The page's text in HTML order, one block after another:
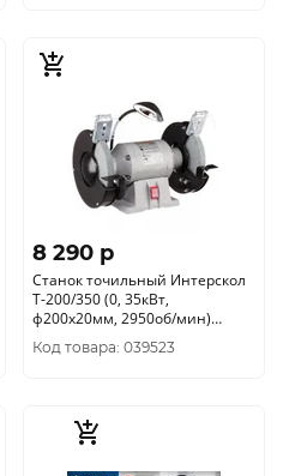
8 290 p
Станок точильный Интерскол
Т-200/350 (0, 35кВт,
ф200х20мм, 2950об/мин)
592.1.0.00
Код товара: 039523